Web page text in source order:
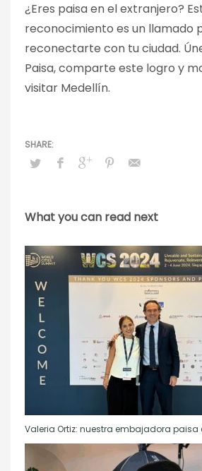
¿Eres paisa en el extranjero?
reconocimiento es un llamado
reconectarte con tu ciudad.
Paisa, comparte este logro y
visitar Medellín.
What you can read next
Valeria Ortiz: nuestra embajadora paisa